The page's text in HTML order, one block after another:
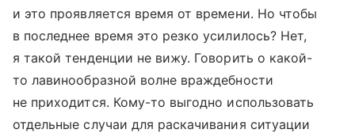
и это проявляется время от времени. Но чтобы
в последнее время это резко усилилось? Нет,
я такой тенденции не вижу. Говорить о какой-
то лавинообразной волне враждебности
не приходится. Кому-то выгодно использовать
отдельные случаи для раскачивания ситуации